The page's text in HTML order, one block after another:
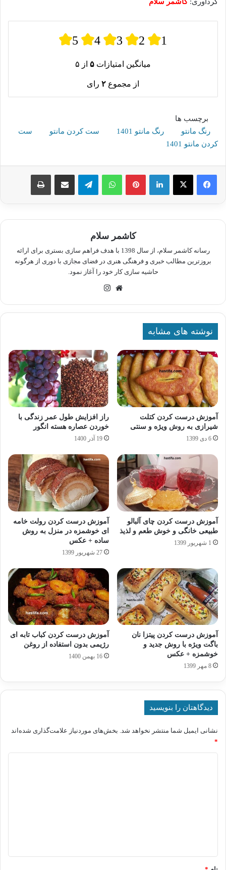
5 4 3 2 1
میانگین امتیازات ۵ از ۵
از مجموع ۲ رای
برچسب ها
رنگ مانتو
رنگ مانتو 1401 ست کردن مانتو
ست
کردن مانتو 1401
لینکدین پینترستواتس آپ تلگرام اشتراک گذاری از طریق ایمیل چاپ
کاشمر سلام
رسانه کاشمر سلام، از سال 1398 با هدف فراهم سازی بستری برای ارائه
بروزترین مطالب خبری و فرهنگی هنری در فضای مجازی با دوری از هرگونه
حاشیه سازی کار خود را آغاز نمود.
وبسایت
نوشته های مشابه
آموزش درست کردن کتلت
شیرازی به روش ویژه و سنتی
6 دی 1399
راز افزایش طول عمر زندگی با
خوردن عصاره هسته انگور
19 آذر 1400
آموزش درست کردن چای آلبالو
طبیعی خانگی و خوش طعم و لذیذ
1 شهریور 1399
آموزش درست کردن رولت خامه
ای خوشمزه در منزل به روش
ساده + عکس
27 شهریور 1399
آموزش درست کردن پیتزا نان
باگت ویژه با روش جدید و
خوشمزه + عکس
8 مهر 1399
آموزش درست کردن کباب تابه ای
رژیمی بدون استفاده از روغن
16 بهمن 1400
دیدگاهتان را بنویسید
نشانی ایمیل شما منتشر نخواهد شد. بخش‌های موردنیاز علامت‌گذاری شده‌اند
*